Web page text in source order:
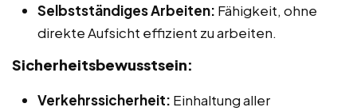
Selbstständiges Arbeiten: Fähigkeit, ohne
direkte Aufsicht effizient zu arbeiten.
Sicherheitsbewusstsein:
Verkehrssicherheit: Einhaltung aller